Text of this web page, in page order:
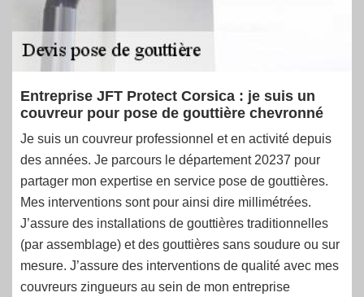
Entreprise JFT Protect Corsica : je suis un
couvreur pour pose de gouttière chevronné
Je suis un couvreur professionnel et en activité depuis
des années. Je parcours le département 20237 pour
partager mon expertise en service pose de gouttières.
Mes interventions sont pour ainsi dire millimétrées.
J’assure des installations de gouttières traditionnelles
(par assemblage) et des gouttières sans soudure ou sur
mesure. J’assure des interventions de qualité avec mes
couvreurs zingueurs au sein de mon entreprise